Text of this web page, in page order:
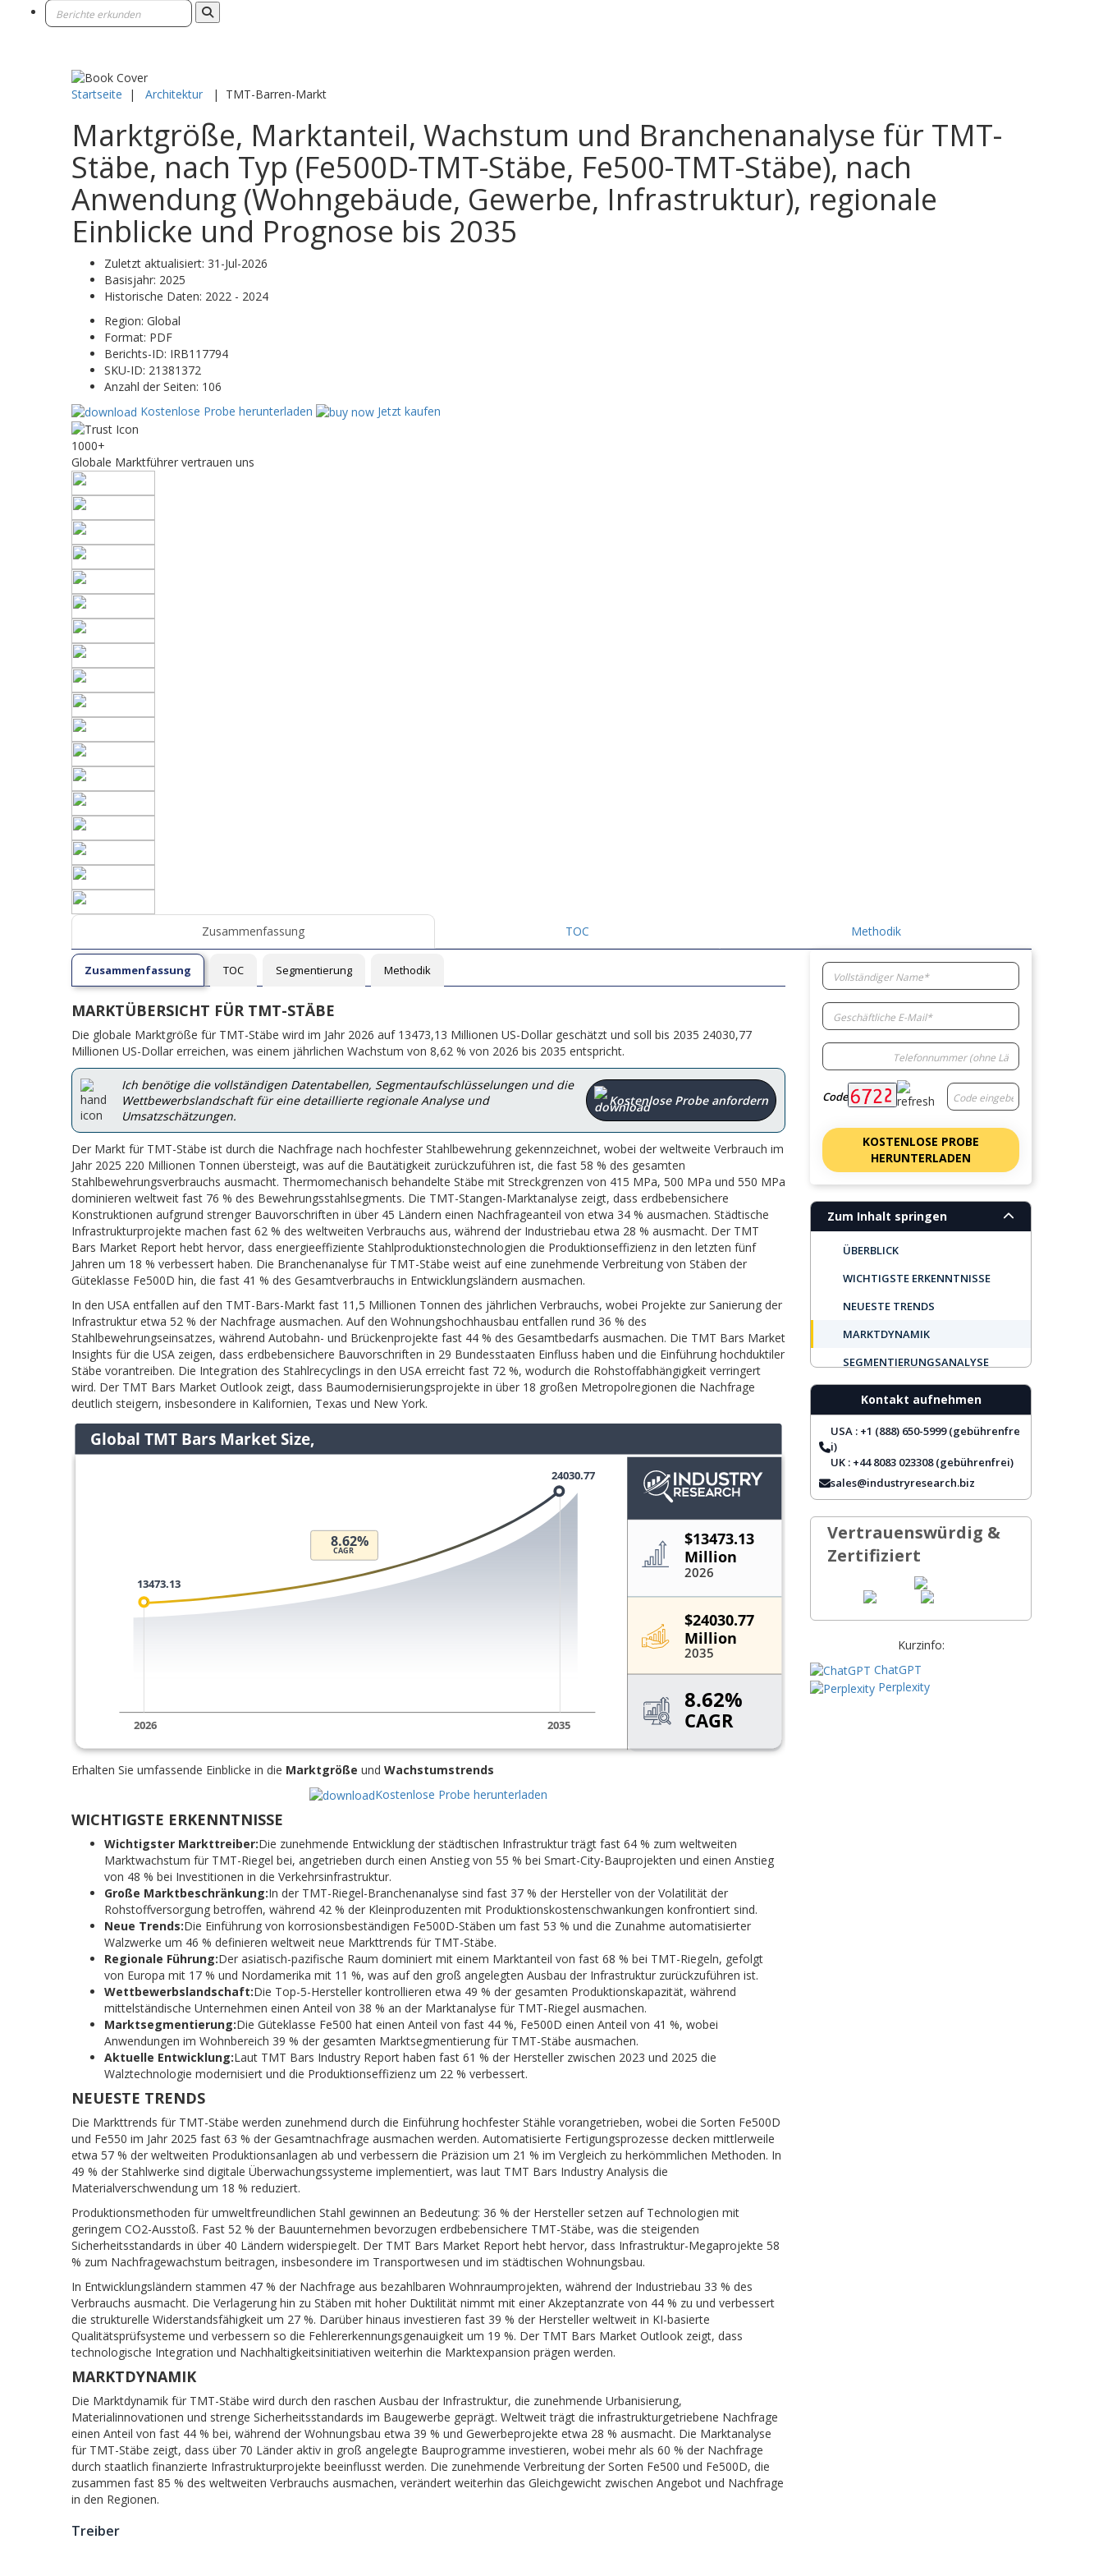
Startseite | Architektur | TMT-Barren-Markt
Marktgröße, Marktanteil, Wachstum und Branchenanalyse für TMT-
Stäbe, nach Typ (Fe500D-TMT-Stäbe, Fe500-TMT-Stäbe), nach
Anwendung (Wohngebäude, Gewerbe, Infrastruktur), regionale
Einblicke und Prognose bis 2035
Zuletzt aktualisiert: 31-Jul-2026
Basisjahr: 2025
Historische Daten: 2022 - 2024
Region: Global
Format: PDF
Berichts-ID: IRB117794
SKU-ID: 21381372
Anzahl der Seiten: 106
Kostenlose Probe herunterladen
Jetzt kaufen
1000+
Globale Marktführer vertrauen uns
Zusammenfassung TOC Methodik
Zusammenfassung TOC Segmentierung Methodik
MARKTÜBERSICHT FÜR TMT-STÄBE
Die globale Marktgröße für TMT-Stäbe wird im Jahr 2026 auf 13473,13 Millionen US-Dollar geschätzt und soll bis 2035 24030,77
Millionen US-Dollar erreichen, was einem jährlichen Wachstum von 8,62 % von 2026 bis 2035 entspricht.
Ich benötige die vollständigen Datentabellen, Segmentaufschlüsselungen und die
Wettbewerbslandschaft für eine detaillierte regionale Analyse und
Umsatzschätzungen.
Kostenlose Probe anfordern
Der Markt für TMT-Stäbe ist durch die Nachfrage nach hochfester Stahlbewehrung gekennzeichnet, wobei der weltweite Verbrauch im
Jahr 2025 220 Millionen Tonnen übersteigt, was auf die Bautätigkeit zurückzuführen ist, die fast 58 % des gesamten
Stahlbewehrungsverbrauchs ausmacht. Thermomechanisch behandelte Stäbe mit Streckgrenzen von 415 MPa, 500 MPa und 550 MPa
dominieren weltweit fast 76 % des Bewehrungsstahlsegments. Die TMT-Stangen-Marktanalyse zeigt, dass erdbebensichere
Konstruktionen aufgrund strenger Bauvorschriften in über 45 Ländern einen Nachfrageanteil von etwa 34 % ausmachen. Städtische
Infrastrukturprojekte machen fast 62 % des weltweiten Verbrauchs aus, während der Industriebau etwa 28 % ausmacht. Der TMT
Bars Market Report hebt hervor, dass energieeffiziente Stahlproduktionstechnologien die Produktionseffizienz in den letzten fünf
Jahren um 18 % verbessert haben. Die Branchenanalyse für TMT-Stäbe weist auf eine zunehmende Verbreitung von Stäben der
Güteklasse Fe500D hin, die fast 41 % des Gesamtverbrauchs in Entwicklungsländern ausmachen.
In den USA entfallen auf den TMT-Bars-Markt fast 11,5 Millionen Tonnen des jährlichen Verbrauchs, wobei Projekte zur Sanierung der
Infrastruktur etwa 52 % der Nachfrage ausmachen. Auf den Wohnungshochhausbau entfallen rund 36 % des
Stahlbewehrungseinsatzes, während Autobahn- und Brückenprojekte fast 44 % des Gesamtbedarfs ausmachen. Die TMT Bars Market
Insights für die USA zeigen, dass erdbebensichere Bauvorschriften in 29 Bundesstaaten Einfluss haben und die Einführung hochduktiler
Stäbe vorantreiben. Die Integration des Stahlrecyclings in den USA erreicht fast 72 %, wodurch die Rohstoffabhängigkeit verringert
wird. Der TMT Bars Market Outlook zeigt, dass Baumodernisierungsprojekte in über 18 großen Metropolregionen die Nachfrage
deutlich steigern, insbesondere in Kalifornien, Texas und New York.
Erhalten Sie umfassende Einblicke in die Marktgröße und Wachstumstrends
Kostenlose Probe herunterladen
WICHTIGSTE ERKENNTNISSE
Wichtigster Markttreiber:Die zunehmende Entwicklung der städtischen Infrastruktur trägt fast 64 % zum weltweiten
Marktwachstum für TMT-Riegel bei, angetrieben durch einen Anstieg von 55 % bei Smart-City-Bauprojekten und einen Anstieg
von 48 % bei Investitionen in die Verkehrsinfrastruktur.
Große Marktbeschränkung:In der TMT-Riegel-Branchenanalyse sind fast 37 % der Hersteller von der Volatilität der
Rohstoffversorgung betroffen, während 42 % der Kleinproduzenten mit Produktionskostenschwankungen konfrontiert sind.
Neue Trends:Die Einführung von korrosionsbeständigen Fe500D-Stäben um fast 53 % und die Zunahme automatisierter
Walzwerke um 46 % definieren weltweit neue Markttrends für TMT-Stäbe.
Regionale Führung:Der asiatisch-pazifische Raum dominiert mit einem Marktanteil von fast 68 % bei TMT-Riegeln, gefolgt
von Europa mit 17 % und Nordamerika mit 11 %, was auf den groß angelegten Ausbau der Infrastruktur zurückzuführen ist.
Wettbewerbslandschaft:Die Top-5-Hersteller kontrollieren etwa 49 % der gesamten Produktionskapazität, während
mittelständische Unternehmen einen Anteil von 38 % an der Marktanalyse für TMT-Riegel ausmachen.
Marktsegmentierung:Die Güteklasse Fe500 hat einen Anteil von fast 44 %, Fe500D einen Anteil von 41 %, wobei
Anwendungen im Wohnbereich 39 % der gesamten Marktsegmentierung für TMT-Stäbe ausmachen.
Aktuelle Entwicklung:Laut TMT Bars Industry Report haben fast 61 % der Hersteller zwischen 2023 und 2025 die
Walztechnologie modernisiert und die Produktionseffizienz um 22 % verbessert.
NEUESTE TRENDS
Die Markttrends für TMT-Stäbe werden zunehmend durch die Einführung hochfester Stähle vorangetrieben, wobei die Sorten Fe500D
und Fe550 im Jahr 2025 fast 63 % der Gesamtnachfrage ausmachen werden. Automatisierte Fertigungsprozesse decken mittlerweile
etwa 57 % der weltweiten Produktionsanlagen ab und verbessern die Präzision um 21 % im Vergleich zu herkömmlichen Methoden. In
49 % der Stahlwerke sind digitale Überwachungssysteme implementiert, was laut TMT Bars Industry Analysis die
Materialverschwendung um 18 % reduziert.
Produktionsmethoden für umweltfreundlichen Stahl gewinnen an Bedeutung: 36 % der Hersteller setzen auf Technologien mit
geringem CO2-Ausstoß. Fast 52 % der Bauunternehmen bevorzugen erdbebensichere TMT-Stäbe, was die steigenden
Sicherheitsstandards in über 40 Ländern widerspiegelt. Der TMT Bars Market Report hebt hervor, dass Infrastruktur-Megaprojekte 58
% zum Nachfragewachstum beitragen, insbesondere im Transportwesen und im städtischen Wohnungsbau.
In Entwicklungsländern stammen 47 % der Nachfrage aus bezahlbaren Wohnraumprojekten, während der Industriebau 33 % des
Verbrauchs ausmacht. Die Verlagerung hin zu Stäben mit hoher Duktilität nimmt mit einer Akzeptanzrate von 44 % zu und verbessert
die strukturelle Widerstandsfähigkeit um 27 %. Darüber hinaus investieren fast 39 % der Hersteller weltweit in KI-basierte
Qualitätsprüfsysteme und verbessern so die Fehlererkennungsgenauigkeit um 19 %. Der TMT Bars Market Outlook zeigt, dass
technologische Integration und Nachhaltigkeitsinitiativen weiterhin die Marktexpansion prägen werden.
MARKTDYNAMIK
Die Marktdynamik für TMT-Stäbe wird durch den raschen Ausbau der Infrastruktur, die zunehmende Urbanisierung,
Materialinnovationen und strenge Sicherheitsstandards im Baugewerbe geprägt. Weltweit trägt die infrastrukturgetriebene Nachfrage
einen Anteil von fast 44 % bei, während der Wohnungsbau etwa 39 % und Gewerbeprojekte etwa 28 % ausmacht. Die Marktanalyse
für TMT-Stäbe zeigt, dass über 70 Länder aktiv in groß angelegte Bauprogramme investieren, wobei mehr als 60 % der Nachfrage
durch staatlich finanzierte Infrastrukturprojekte beeinflusst werden. Die zunehmende Verbreitung der Sorten Fe500 und Fe500D, die
zusammen fast 85 % des weltweiten Verbrauchs ausmachen, verändert weiterhin das Gleichgewicht zwischen Angebot und Nachfrage
in den Regionen.
Treiber
Code
KOSTENLOSE PROBE
HERUNTERLADEN
Zum Inhalt springen
ÜBERBLICK
WICHTIGSTE ERKENNTNISSE
NEUESTE TRENDS
MARKTDYNAMIK
SEGMENTIERUNGSANALYSE
REGIONALER AUSBLICK
TOP UNTERNEHMEN
HÄUFIG GESTELLTE FRAGEN
Kontakt aufnehmen
USA : +1 (888) 650-5999 (gebührenfre
i)
UK : +44 8083 023308 (gebührenfrei)
sales@industryresearch.biz
Vertrauenswürdig &
Zertifiziert
Kurzinfo:
ChatGPT
Perplexity